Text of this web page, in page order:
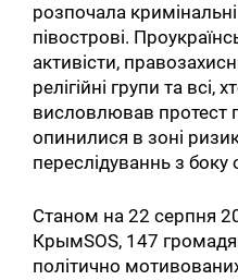
розпочала
півострові.
активісти,
релігійні групи та всі,
висловлював протест
опинилися в зоні
переслідуваннь з боку
Станом на 22 серпня
КрымSOS, 147
політично